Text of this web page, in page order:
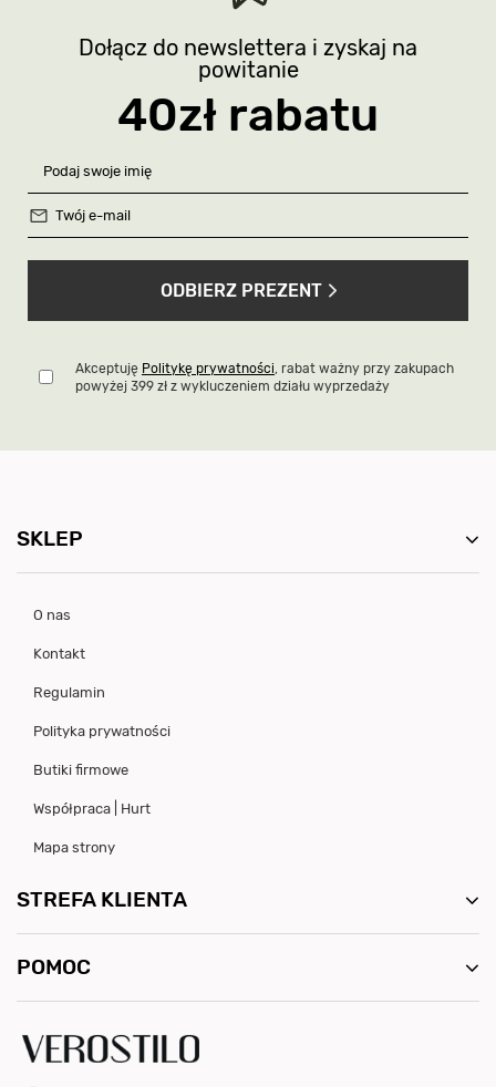
Dołącz do newslettera i zyskaj na
powitanie
40zł rabatu
ODBIERZ PREZENT
Akceptuję Politykę prywatności, rabat ważny przy zakupach
powyżej 399 zł z wykluczeniem działu wyprzedaży
SKLEP
O nas
Kontakt
Regulamin
Polityka prywatności
Butiki firmowe
Współpraca | Hurt
Mapa strony
STREFA KLIENTA
POMOC